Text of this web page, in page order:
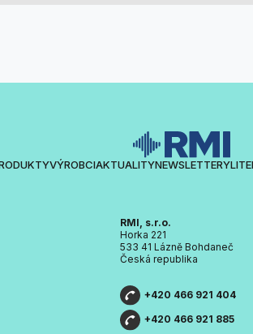
VÝROBCIAKTUALITYNEWSLETTERY
RMI, s.r.o.
Horka 221
533 41 Lázně Bohdaneč
Česká republika
+420 466 921 404
+420 466 921 885